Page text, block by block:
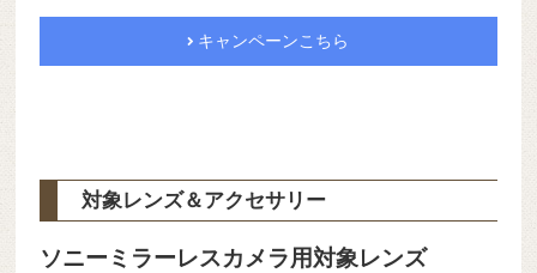
キャンペーンこちら
対象レンズ＆アクセサリー
ソニーミラーレスカメラ用対象レンズ